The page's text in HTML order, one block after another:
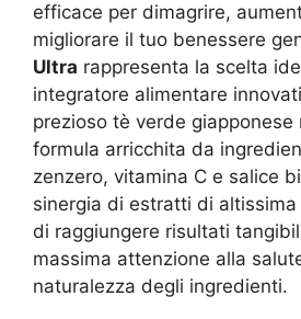
efficace per dimagrire,
migliorare il tuo benessere
Ultra rappresenta la scelta
integratore alimentare
prezioso tè verde giapponese
formula arricchita da
zenzero, vitamina C e salice
sinergia di estratti di
di raggiungere risultati
massima attenzione alla
naturalezza degli ingredienti.